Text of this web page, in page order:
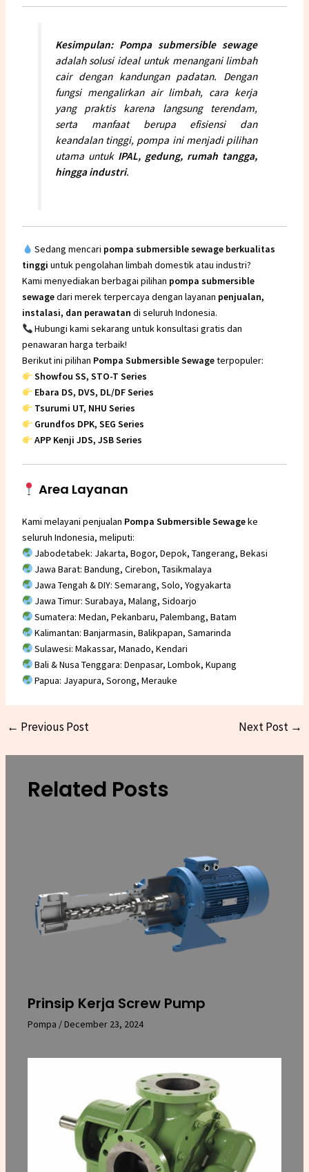
Kesimpulan: Pompa submersible sewage
adalah solusi ideal untuk menangani limbah
cair dengan kandungan padatan. Dengan
fungsi mengalirkan air limbah, cara kerja
yang praktis karena langsung terendam,
serta manfaat berupa efisiensi dan
keandalan tinggi, pompa ini menjadi pilihan
utama untuk IPAL, gedung, rumah tangga,
hingga industri.
Sedang mencari pompa submersible sewage berkualitas
tinggi untuk pengolahan limbah domestik atau industri?
Kami menyediakan berbagai pilihan pompa submersible
sewagedari merek terpercaya dengan layanan penjualan,
instalasi, dan perawatan di seluruh Indonesia.
Hubungi kami sekarang untuk konsultasi gratis dan
penawaran harga terbaik!
Berikut ini pilihan Pompa Submersible Sewageterpopuler:
ShowfouSS,STO-T Series
Ebara DS, DVS, DL/DFSeries
Tsurumi UT, NHU Series
Grundfos DPK,SEG Series
APP KenjiJDS,JSBSeries
Area Layanan
Kami melayani penjualan Pompa Submersible Sewageke
seluruh Indonesia, meliputi:
Jabodetabek: Jakarta, Bogor, Depok, Tangerang, Bekasi
Jawa Barat: Bandung, Cirebon, Tasikmalaya
Jawa Tengah & DIY: Semarang, Solo, Yogyakarta
Jawa Timur: Surabaya, Malang, Sidoarjo
Sumatera: Medan, Pekanbaru, Palembang, Batam
Kalimantan: Banjarmasin, Balikpapan, Samarinda
Sulawesi: Makassar, Manado, Kendari
Bali & Nusa Tenggara: Denpasar, Lombok, Kupang
Papua: Jayapura, Sorong, Merauke
← Previous Post Next Post →
Related Posts
Prinsip Kerja Screw Pump
Pompa /December 23, 2024